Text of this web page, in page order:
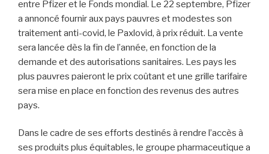
entre Pfizer et le Fonds mondial. Le 22 septembre, Pfizer
a annoncé fournir aux pays pauvres et modestes son
traitement anti-covid, le Paxlovid, à prix réduit. La vente
sera lancée dès la fin de l’année, en fonction de la
demande et des autorisations sanitaires. Les pays les
plus pauvres paieront le prix coûtant et une grille tarifaire
sera mise en place en fonction des revenus des autres
pays.
Dans le cadre de ses efforts destinés à rendre l’accès à
ses produits plus équitables, le groupe pharmaceutique a